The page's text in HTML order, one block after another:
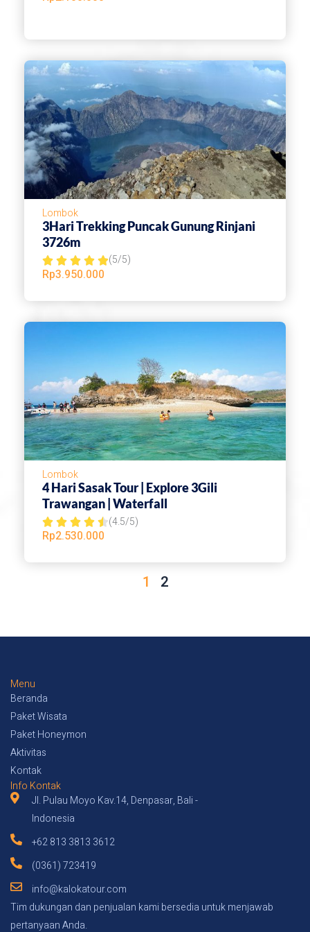
e
d
4
.
5
u
t
f
Lombok
3Hari Trekking Puncak Gunung Rinjani
3726m
    R
t
e
o
u
t
o
f
(5/5)
Rp3.950.000
Lombok
4 Hari Sasak Tour | Explore 3Gili
Trawangan | Waterfall
    R
t
(4.5/5)
Rp2.530.000
1 2
Menu
Beranda
Paket Wisata
Paket Honeymon
Aktivitas
Kontak
Info Kontak
Jl. Pulau Moyo Kav.14, Denpasar, Bali -
Indonesia
+62 813 3813 3612
(0361) 723419
info@kalokatour.com
Tim dukungan dan penjualan kami bersedia untuk menjawab
pertanyaan Anda.